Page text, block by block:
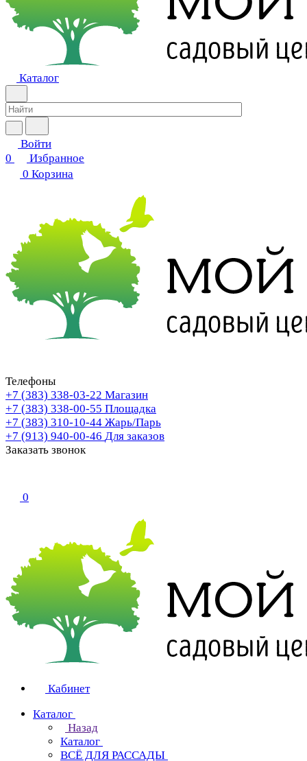
Каталог
Войти
0
Избранное
0 Корзина
Телефоны
+7 (383) 338-03-22 Магазин
+7 (383) 338-00-55 Площадка
+7 (383) 310-10-44 Жарь/Парь
+7 (913) 940-00-46 Для заказов
Заказать звонок
0
Кабинет
Каталог
Назад
Каталог
ВСЁ ДЛЯ РАССАДЫ